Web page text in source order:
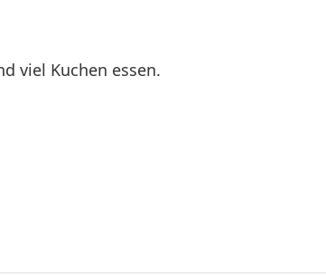
viel Kuchen essen.